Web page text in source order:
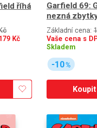
říhá
Kč
Garfield 69:
nezná
Základní cena:
Vaše cena s
Skladem
-10%
Koupit